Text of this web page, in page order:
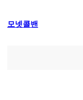
텐
모넷콜밴